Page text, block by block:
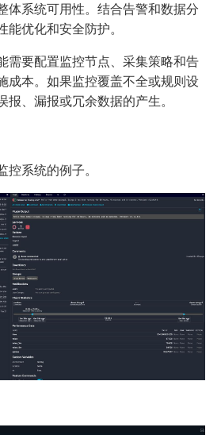
体系统可用性。结合告警和数据分
能优化和安全防护。
需要配置监控节点、采集策略和告
成本。如果监控覆盖不全或规则设
报、漏报或冗余数据的产生。
控系统的例子。